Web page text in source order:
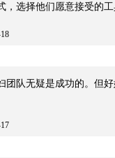
，选择他们愿意接受的
团队无疑是成功的。但